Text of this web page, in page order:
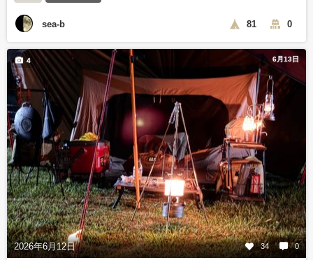
sea-b 81 0
6月13日
2026年6月12日 34 0
4